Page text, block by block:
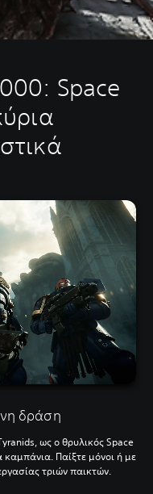
Space
δράση
ως ο θρυλικός Space
Παίξτε μόνοι ή με
τριών παικτών.